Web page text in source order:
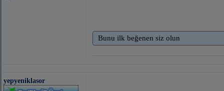
Bunu ilk beğenen siz olun
yepyeniklasor